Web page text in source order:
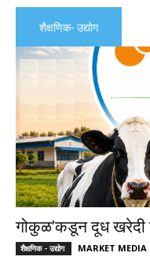
शैक्षणिक- उद्योग
गोकुळ’कडून दूध खरेदी
शैक्षणिक - उद्योग MARKET MEDIA